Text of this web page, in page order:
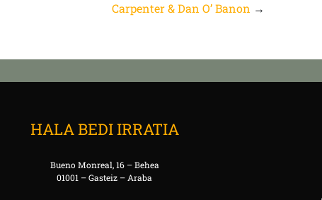
Carpenter & Dan O’ Banon →
HALA BEDI IRRATIA
Bueno Monreal, 16 – Behea
01001 – Gasteiz – Araba